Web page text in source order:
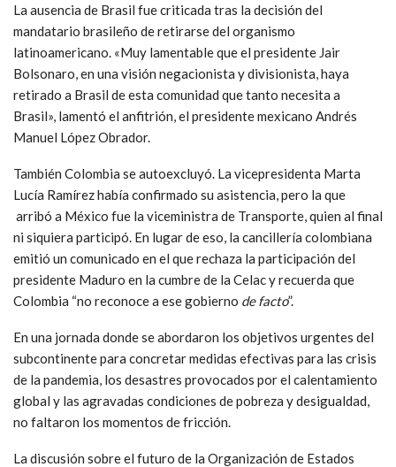
La ausencia de Brasil fue criticada tras la decisión del
mandatario brasileño de retirarse del organismo
latinoamericano. «Muy lamentable que el presidente Jair
Bolsonaro, en una visión negacionista y divisionista, haya
retirado a Brasil de esta comunidad que tanto necesita a
Brasil», lamentó el anfitrión, el presidente mexicano Andrés
Manuel López Obrador.
También Colombia se autoexcluyó. La vicepresidenta Marta
Lucía Ramírez había confirmado su asistencia, pero la que
arribó a México fue la viceministra de Transporte, quien al final
ni siquiera participó. En lugar de eso, la cancillería colombiana
emitió un comunicado en el que rechaza la participación del
presidente Maduro en la cumbre de la Celac y recuerda que
Colombia “no reconoce a ese gobierno de facto”.
En una jornada donde se abordaron los objetivos urgentes del
subcontinente para concretar medidas efectivas para las crisis
de la pandemia, los desastres provocados por el calentamiento
global y las agravadas condiciones de pobreza y desigualdad,
no faltaron los momentos de fricción.
La discusión sobre el futuro de la Organización de Estados